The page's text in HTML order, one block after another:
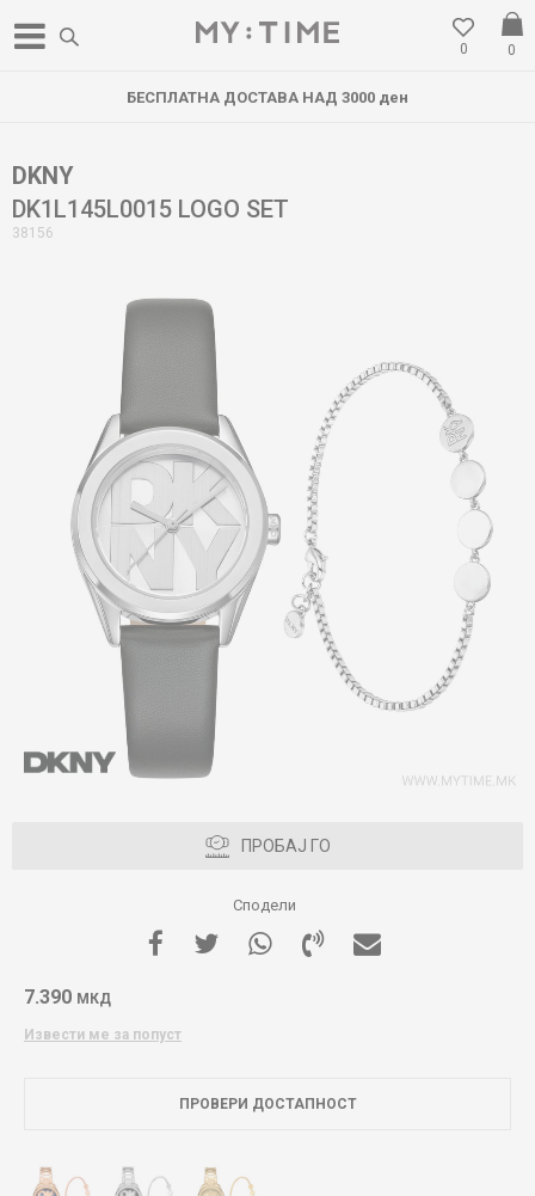
0
0
БЕСПЛАТНА ДОСТАВА НАД 3000 ден
DKNY
DK1L145L0015 LOGO SET
38156
ПРОБАЈ ГО
Сподели
7.390 МКД
Извести ме за попуст
ПРОВЕРИ ДОСТАПНОСТ